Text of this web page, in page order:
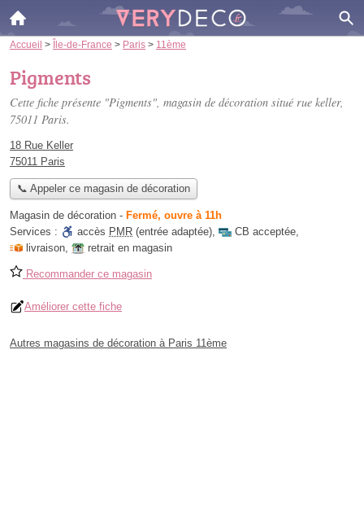
Accueil > Île-de-France > Paris > 11ème
Pigments
Cette fiche présente "Pigments", magasin de décoration situé rue keller,
75011 Paris.
18 Rue Keller
75011 Paris
📞 Appeler ce magasin de décoration
Magasin de décoration - Fermé, ouvre à 11h
Services :
accès PMR (entrée adaptée), CB acceptée,
livraison, retrait en magasin
Recommander ce magasin
Améliorer cette fiche
Autres magasins de décoration à Paris 11ème